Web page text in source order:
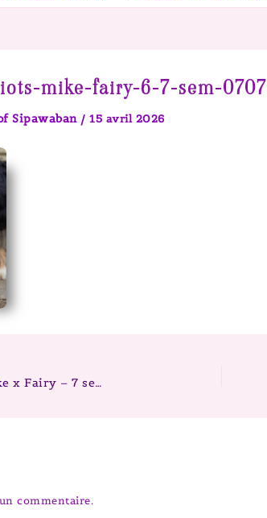
mike-fairy-6-7-sem-0707
Sipawaban / 15 avril 2026
Chiots berger australien – Portée 2026 Mike x Fairy – 7 semaines
commentaire.